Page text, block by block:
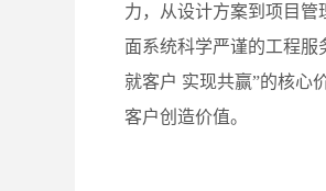
力，从设计方案到项目
面系统科学严谨的工程服
就客户 实现共赢”的核心
客户创造价值。